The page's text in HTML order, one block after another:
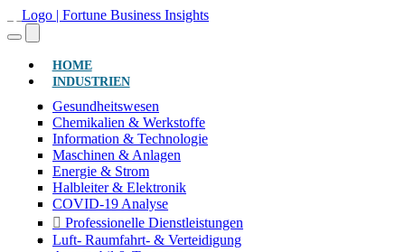
HOME(AKTUELL)
INDUSTRIEN
Gesundheitswesen
Chemikalien & Werkstoffe
Information & Technologie
Maschinen & Anlagen
Energie & Strom
Halbleiter & Elektronik
COVID-19 Analyse
Professionelle Dienstleistungen
Luft- Raumfahrt- & Verteidigung